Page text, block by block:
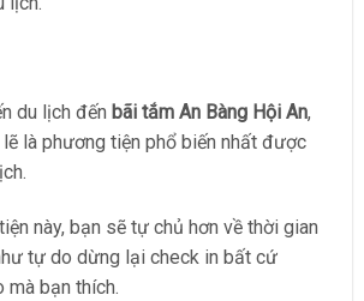
du lịch đến bãi tắm An Bàng Hội An,
là phương tiện phổ biến nhất được
này, bạn sẽ tự chủ hơn về thời gian
tự do dừng lại check in bất cứ
mà bạn thích.